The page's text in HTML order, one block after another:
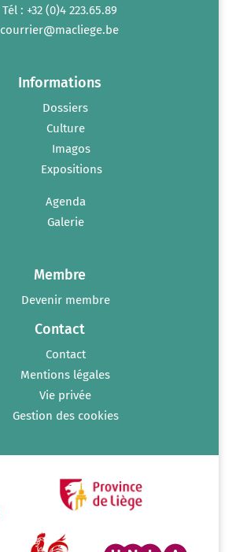
Tél : +32 (0)4 223.65.89
courrier@macliege.be
Informations
Dossiers
Culture
Imagos
Expositions
Agenda
Galerie
Membre
Devenir membre
Contact
Contact
Mentions légales
Vie privée
Gestion des cookies